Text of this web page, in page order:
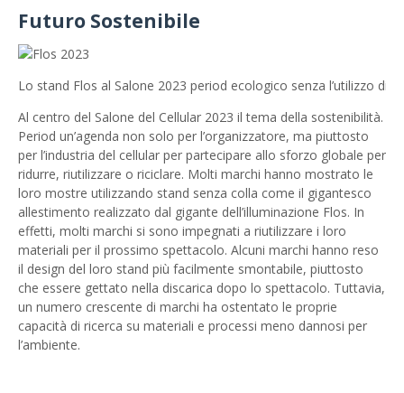
Futuro Sostenibile
Lo stand Flos al Salone 2023 period ecologico senza l’utilizzo di
Al centro del Salone del Cellular 2023 il tema della sostenibilità.
Period un’agenda non solo per l’organizzatore, ma piuttosto
per l’industria del cellular per partecipare allo sforzo globale per
ridurre, riutilizzare o riciclare. Molti marchi hanno mostrato le
loro mostre utilizzando stand senza colla come il gigantesco
allestimento realizzato dal gigante dell’illuminazione Flos. In
effetti, molti marchi si sono impegnati a riutilizzare i loro
materiali per il prossimo spettacolo. Alcuni marchi hanno reso
il design del loro stand più facilmente smontabile, piuttosto
che essere gettato nella discarica dopo lo spettacolo. Tuttavia,
un numero crescente di marchi ha ostentato le proprie
capacità di ricerca su materiali e processi meno dannosi per
l’ambiente.